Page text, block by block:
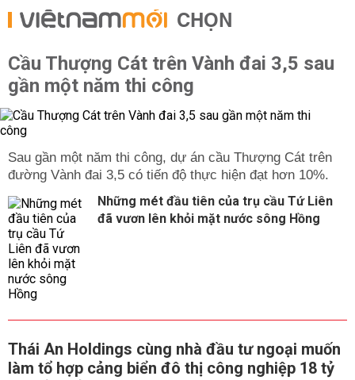
CHỌN
Cầu Thượng Cát trên Vành đai 3,5 sau
gần một năm thi công
Sau gần một năm thi công, dự án cầu Thượng Cát trên
đường Vành đai 3,5 có tiến độ thực hiện đạt hơn 10%.
Những mét đầu tiên của trụ cầu Tứ Liên
đã vươn lên khỏi mặt nước sông Hồng
Thái An Holdings cùng nhà đầu tư ngoại muốn
làm tổ hợp cảng biển đô thị công nghiệp 18 tỷ